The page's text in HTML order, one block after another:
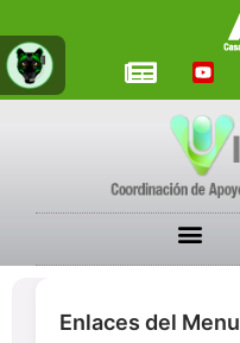
Enlaces del Menu